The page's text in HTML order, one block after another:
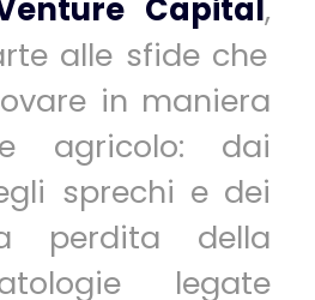
Capital,
alle sfide che
in maniera
agricolo: dai
sprechi e dei
perdita della
legate